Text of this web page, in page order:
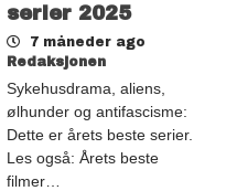
serier 2025
7 måneder ago
Redaksjonen
Sykehusdrama, aliens,
ølhunder og antifascisme:
Dette er årets beste serier.
Les også: Årets beste
filmer…